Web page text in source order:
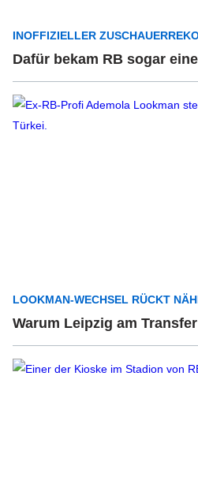
INOFFIZIELLER
Dafür bekam RB sogar
LOOKMAN-WECHSEL RÜCKT
Warum Leipzig am